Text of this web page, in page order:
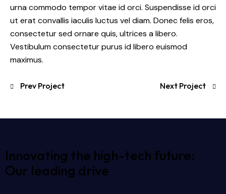
urna commodo tempor vitae id orci. Suspendisse id orci
ut erat convallis iaculis luctus vel diam. Donec felis eros,
consectetur sed ornare quis, ultrices a libero.
Vestibulum consectetur purus id libero euismod
maximus.
Prev Project Next Project
Innovating the high-tech future:
Our leading drive